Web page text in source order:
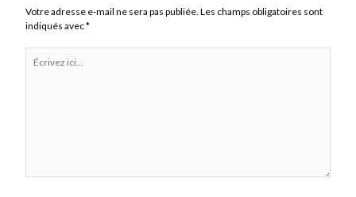
Votre adresse e-mail ne sera pas publiée. Les champs obligatoires sont
indiqués avec*
ici…